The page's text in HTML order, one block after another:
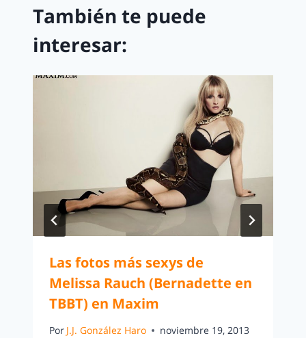
También te puede
interesar:
Las fotos más sexys de
Melissa Rauch (Bernadette en
TBBT) en Maxim
Por J.J. González Haro noviembre 19, 2013